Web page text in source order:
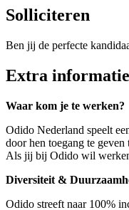
Solliciteren
Ben jij de perfecte
Extra informatie
Waar kom je te werken?
Odido Nederland speelt
door hen toegang te
Als jij bij Odido wil
Diversiteit &
Odido streeft naar 100%